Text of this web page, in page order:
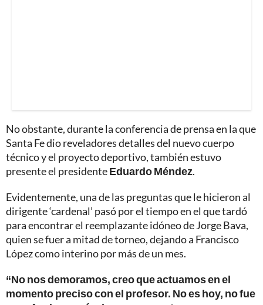
No obstante, durante la conferencia de prensa en la que
Santa Fe dio reveladores detalles del nuevo cuerpo
técnico y el proyecto deportivo, también estuvo
presente el presidenteEduardo Méndez.
Evidentemente, una de las preguntas que le hicieron al
dirigente ‘cardenal’ pasó por el tiempo en el que tardó
para encontrar el reemplazante idóneo de Jorge Bava,
quien se fuer a mitad de torneo, dejando a Francisco
López como interino por más de un mes.
“No nos demoramos, creo que actuamos en el
momento preciso con el profesor. No es hoy, no fue